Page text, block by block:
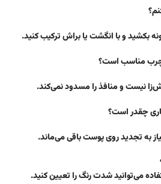
بکشید و با انگشت یا براش ترکیب کنید.
نیست و منافذ را مسدود نمی‌کند.
می‌توانید شدت رنگ را تعیین کنید.